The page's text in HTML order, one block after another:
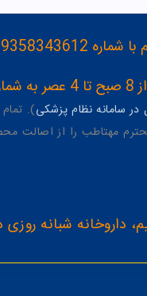
09302007587
در سامانه نظام پزشکی).
مهتاطب را از اصالت
داروخانه شبانه روزی